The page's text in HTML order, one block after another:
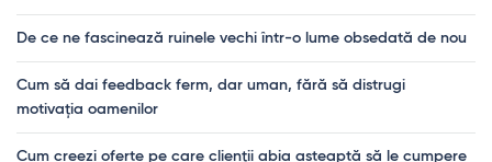
De ce ne fascinează ruinele vechi într-o lume obsedată de nou
Cum să dai feedback ferm, dar uman, fără să distrugi
motivația oamenilor
Cum creezi oferte pe care clienții abia așteaptă să le cumpere